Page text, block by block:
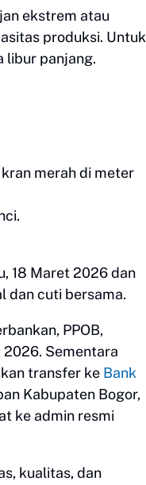
ekstrem atau
produksi. Untuk
libur panjang.
merah di meter
18 Maret 2026 dan
dan cuti bersama.
PPOB,
Sementara
transfer ke Bank
Kabupaten Bogor,
ke admin resmi
kualitas, dan